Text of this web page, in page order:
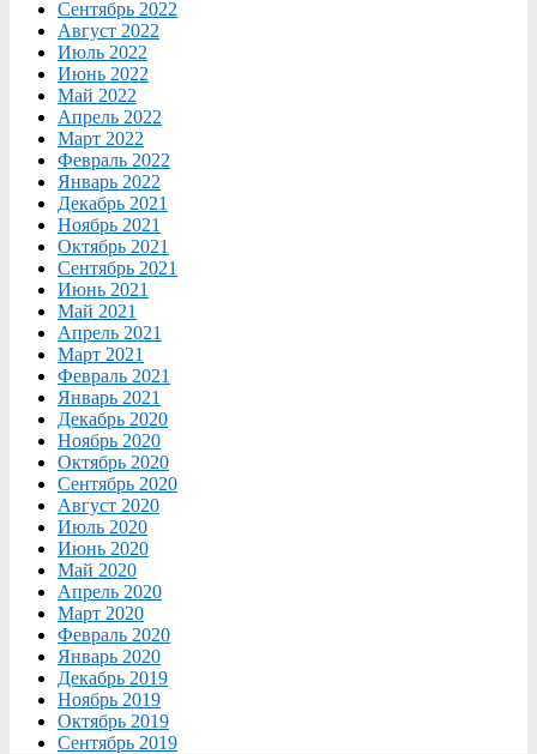
Сентябрь 2022
Август 2022
Июль 2022
Июнь 2022
Май 2022
Апрель 2022
Март 2022
Февраль 2022
Январь 2022
Декабрь 2021
Ноябрь 2021
Октябрь 2021
Сентябрь 2021
Июнь 2021
Май 2021
Апрель 2021
Март 2021
Февраль 2021
Январь 2021
Декабрь 2020
Ноябрь 2020
Октябрь 2020
Сентябрь 2020
Август 2020
Июль 2020
Июнь 2020
Май 2020
Апрель 2020
Март 2020
Февраль 2020
Январь 2020
Декабрь 2019
Ноябрь 2019
Октябрь 2019
Сентябрь 2019